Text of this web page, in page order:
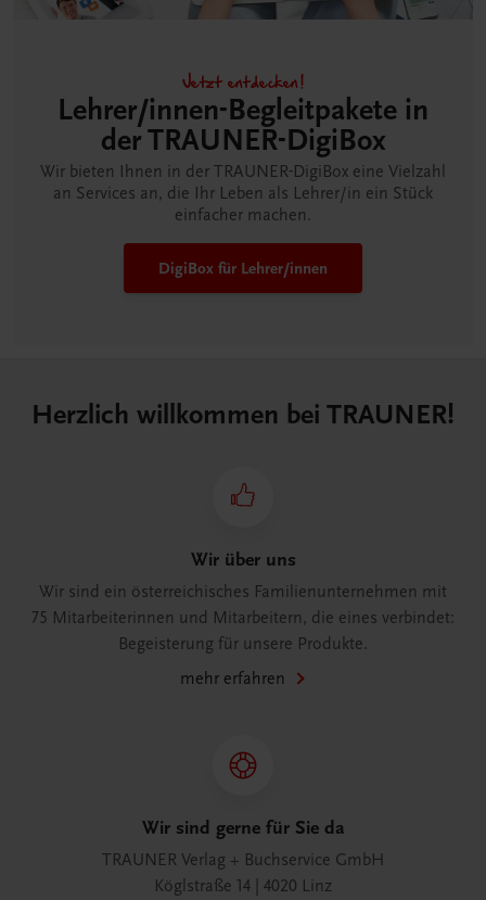
Jetzt entdecken!
Lehrer/innen-Begleitpakete in
der TRAUNER-DigiBox
Wir bieten Ihnen in der TRAUNER-DigiBox eine Vielzahl
an Services an, die Ihr Leben als Lehrer/in ein Stück
einfacher machen.
DigiBox für Lehrer/innen
Herzlich willkommen bei TRAUNER!
Wir über uns
Wir sind ein österreichisches Familienunternehmen mit
75 Mitarbeiterinnen und Mitarbeitern, die eines verbindet:
Begeisterung für unsere Produkte.
mehr erfahren
Wir sind gerne für Sie da
TRAUNER Verlag + Buchservice GmbH
Köglstraße 14 | 4020 Linz